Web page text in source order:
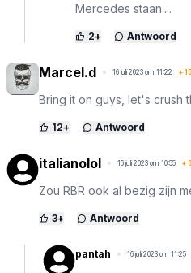
Mercedes staan....
2+ Antwoord
Marcel.d 16 juli 2023 om 11:22 +
Bring it on guys, let's crush
12+ Antwoord
italianolol 16 juli 2023 om 10:55 +
Zou RBR ook al bezig zijn
3+ Antwoord
pantah 16 juli 2023 om 11:25